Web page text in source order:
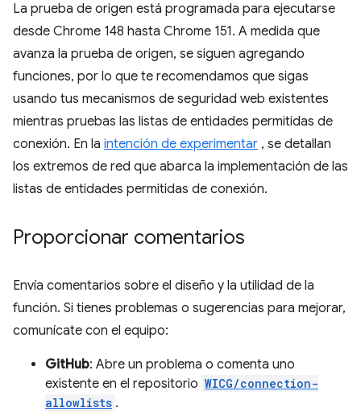
La prueba de origen está programada para ejecutarse
desde Chrome 148 hasta Chrome 151. A medida que
avanza la prueba de origen, se siguen agregando
funciones, por lo que te recomendamos que sigas
usando tus mecanismos de seguridad web existentes
mientras pruebas las listas de entidades permitidas de
conexión. En la intención de experimentar , se detallan
los extremos de red que abarca la implementación de las
listas de entidades permitidas de conexión.
Proporcionar comentarios
Envía comentarios sobre el diseño y la utilidad de la
función. Si tienes problemas o sugerencias para mejorar,
comunícate con el equipo:
GitHub: Abre un problema o comenta uno
existente en el repositorio WICG/connection-
allowlists .